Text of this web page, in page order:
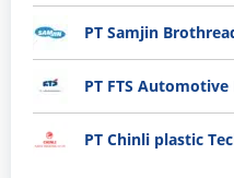
PT Samjin
PT FTS
PT Chinli plastic